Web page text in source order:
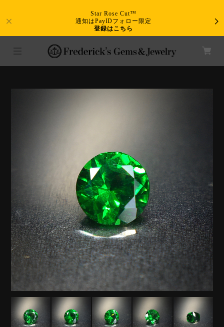
Star Rose Cut™
通知はPayIDフォロー限定
登録はこちら